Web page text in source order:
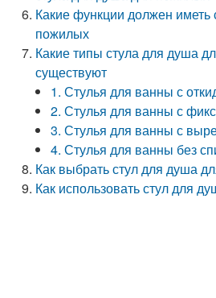
Какие функции должен иметь
пожилых
Какие типы стула для душа
существуют
1. Стулья для ванны с
2. Стулья для ванны с
3. Стулья для ванны с
4. Стулья для ванны без
Как выбрать стул для душа
Как использовать стул для